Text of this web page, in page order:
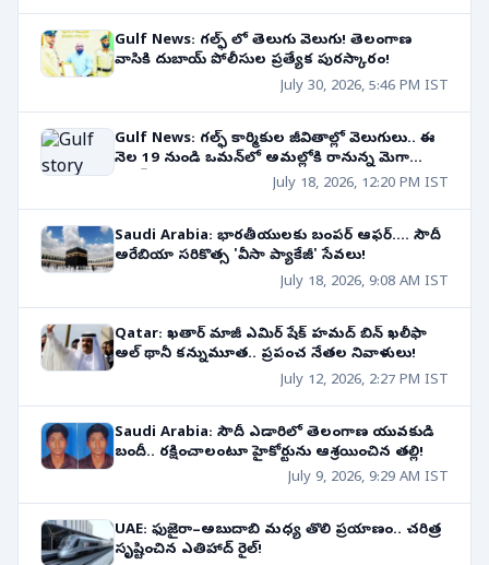
Gulf News: గల్ఫ్ లో తెలుగు వెలుగు! తెలంగాణ
వాసికి దుబాయ్ పోలీసుల ప్రత్యేక పురస్కారం!
July 30, 2026, 5:46 PM IST
Gulf News: గల్ఫ్ కార్మికుల జీవితాల్లో వెలుగులు.. ఈ
నెల 19 నుండి ఒమన్‌లో అమల్లోకి రానున్న మెగా
July 18, 2026, 12:20 PM IST
Saudi Arabia: భారతీయులకు బంపర్ ఆఫర్.... సౌదీ
అరేబియా సరికొత్స 'వీసా ప్యాకేజీ' సేవలు!
July 18, 2026, 9:08 AM IST
Qatar: ఖతార్ మాజీ ఎమిర్ షేక్ హమద్ బిన్ ఖలీఫా
అల్ థానీ కన్నుమూత.. ప్రపంచ నేతల నివాళులు!
July 12, 2026, 2:27 PM IST
Saudi Arabia: సౌదీ ఎడారిలో తెలంగాణ యువకుడి
బందీ.. రక్షించాలంటూ హైకోర్టును ఆశ్రయించిన తల్లి!
July 9, 2026, 9:29 AM IST
UAE: ఫుజైరా–అబుదాబి మధ్య తొలి ప్రయాణం.. చరిత్ర
సృష్టించిన ఎతిహాద్ రైల్!